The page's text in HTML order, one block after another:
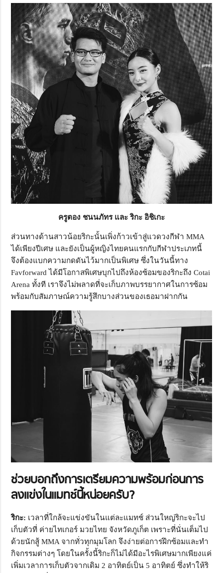
ครูตอง ชนนภัทร และ ริกะ อิชิเกะ
ส่วนทางด้านสาวน้อยริกะนั้นเพิ่งก้าวเข้าสู่แวดวงกีฬา MMA
ได้เพียงปีเศษ และยังเป็นผู้หญิงไทยคนแรกกับกีฬาประเภทนี้
จึงต้องแบกความกดดันไว้มากเป็นพิเศษ ซึ่งในวันนี้ทาง
Favforward ได้มีโอกาสพิเศษบุกไปถึงห้องซ้อมของริกะถึง Cotai
Arena ทั้งที เราจึงไม่พลาดที่จะเก็บภาพบรรยากาศในการซ้อม
พร้อมกับสัมภาษณ์ความรู้สึกบางส่วนของเธอมาฝากกัน
ช่วยบอกถึงการเตรียมความพร้อมก่อนการ
ลงแข่งในแมทช์นี้หน่อยครับ?
ริกะ: เวลาที่ใกล้จะแข่งขันในแต่ละแมทช์ ส่วนใหญ่ริกะจะไป
เก็บตัวที่ ค่ายไทเกอร์ มวยไทย จังหวัดภูเก็ต เพราะที่นั่นเต็มไป
ด้วยนักสู้ MMA จากทั่วทุกมุมโลก จึงง่ายต่อการฝึกซ้อมและทำ
กิจกรรมต่างๆ โดยในครั้งนี้ริกะก็ไม่ได้มีอะไรพิเศษมากเพียงแค่
เพิ่มเวลาการเก็บตัวจากเดิม 2 อาทิตย์เป็น 5 อาทิตย์ ซึ่งทำให้ริ